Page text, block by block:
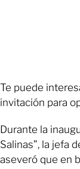
Te puede
invitación para
Durante la
Salinas”, la jefa
aseveró que en